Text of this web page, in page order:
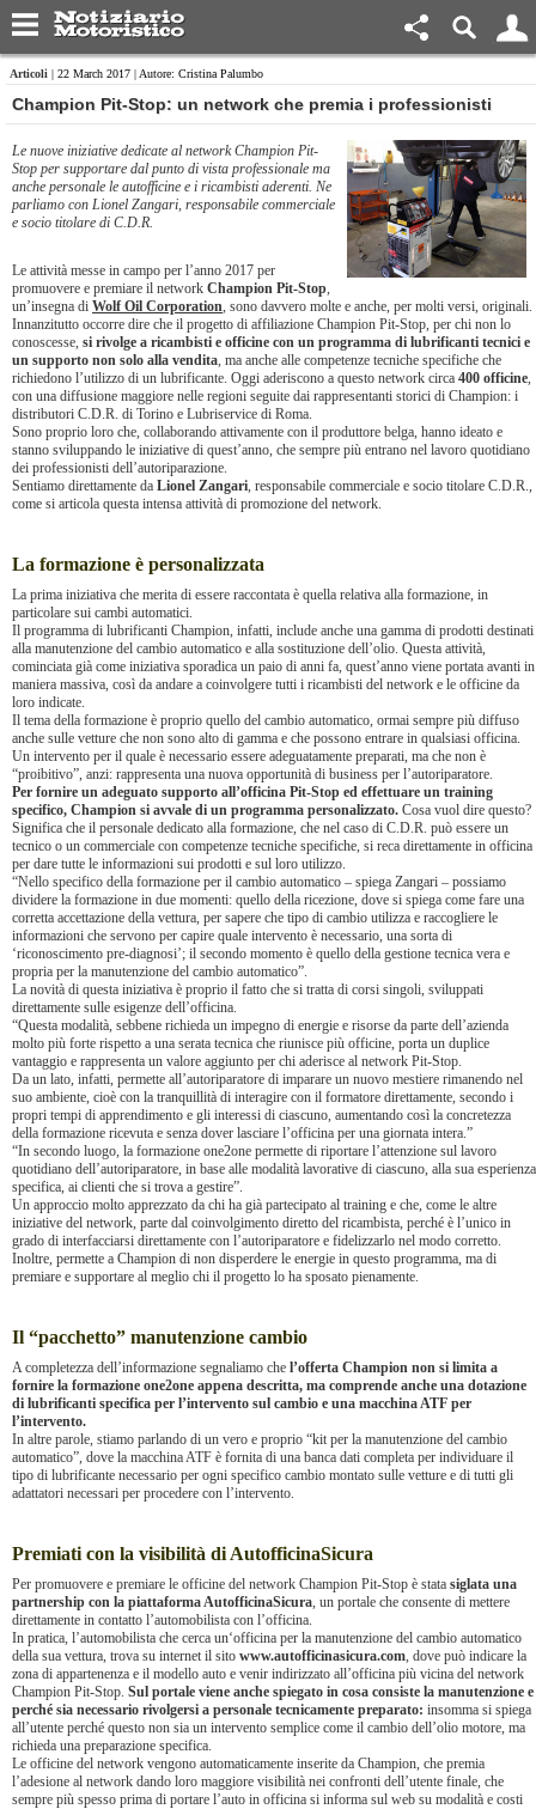
Articoli | 22 March 2017 | Autore: Cristina Palumbo
Champion Pit-Stop: un network che premia i professionisti
Le nuove iniziative dedicate al network Champion Pit-
Stop per supportare dal punto di vista professionale ma
anche personale le autofficine e i ricambisti aderenti. Ne
parliamo con Lionel Zangari, responsabile commerciale
e socio titolare di C.D.R.
Le attività messe in campo per l’anno 2017 per
promuovere e premiare il network Champion Pit-Stop,
un’insegna di Wolf Oil Corporation, sono davvero molte e anche, per molti versi, originali.
Innanzitutto occorre dire che il progetto di affiliazione Champion Pit-Stop, per chi non lo
conoscesse, si rivolge a ricambisti e officine con un programma di lubrificanti tecnici e
un supporto non solo alla vendita, ma anche alle competenze tecniche specifiche che
richiedono l’utilizzo di un lubrificante. Oggi aderiscono a questo network circa 400 officine,
con una diffusione maggiore nelle regioni seguite dai rappresentanti storici di Champion: i
distributori C.D.R. di Torino e Lubriservice di Roma.
Sono proprio loro che, collaborando attivamente con il produttore belga, hanno ideato e
stanno sviluppando le iniziative di quest’anno, che sempre più entrano nel lavoro quotidiano
dei professionisti dell’autoriparazione.
Sentiamo direttamente da Lionel Zangari, responsabile commerciale e socio titolare C.D.R.,
come si articola questa intensa attività di promozione del network.
La formazione è personalizzata
La prima iniziativa che merita di essere raccontata è quella relativa alla formazione, in
particolare sui cambi automatici.
Il programma di lubrificanti Champion, infatti, include anche una gamma di prodotti destinati
alla manutenzione del cambio automatico e alla sostituzione dell’olio. Questa attività,
cominciata già come iniziativa sporadica un paio di anni fa, quest’anno viene portata avanti in
maniera massiva, così da andare a coinvolgere tutti i ricambisti del network e le officine da
loro indicate.
Il tema della formazione è proprio quello del cambio automatico, ormai sempre più diffuso
anche sulle vetture che non sono alto di gamma e che possono entrare in qualsiasi officina.
Un intervento per il quale è necessario essere adeguatamente preparati, ma che non è
“proibitivo”, anzi: rappresenta una nuova opportunità di business per l’autoriparatore.
Per fornire un adeguato supporto all’officina Pit-Stop ed effettuare un training
specifico, Champion si avvale di un programma personalizzato. Cosa vuol dire questo?
Significa che il personale dedicato alla formazione, che nel caso di C.D.R. può essere un
tecnico o un commerciale con competenze tecniche specifiche, si reca direttamente in officina
per dare tutte le informazioni sui prodotti e sul loro utilizzo.
“Nello specifico della formazione per il cambio automatico – spiega Zangari – possiamo
dividere la formazione in due momenti: quello della ricezione, dove si spiega come fare una
corretta accettazione della vettura, per sapere che tipo di cambio utilizza e raccogliere le
informazioni che servono per capire quale intervento è necessario, una sorta di
‘riconoscimento pre-diagnosi’; il secondo momento è quello della gestione tecnica vera e
propria per la manutenzione del cambio automatico”.
La novità di questa iniziativa è proprio il fatto che si tratta di corsi singoli, sviluppati
direttamente sulle esigenze dell’officina.
“Questa modalità, sebbene richieda un impegno di energie e risorse da parte dell’azienda
molto più forte rispetto a una serata tecnica che riunisce più officine, porta un duplice
vantaggio e rappresenta un valore aggiunto per chi aderisce al network Pit-Stop.
Da un lato, infatti, permette all’autoriparatore di imparare un nuovo mestiere rimanendo nel
suo ambiente, cioè con la tranquillità di interagire con il formatore direttamente, secondo i
propri tempi di apprendimento e gli interessi di ciascuno, aumentando così la concretezza
della formazione ricevuta e senza dover lasciare l’officina per una giornata intera.”
“In secondo luogo, la formazione one2one permette di riportare l’attenzione sul lavoro
quotidiano dell’autoriparatore, in base alle modalità lavorative di ciascuno, alla sua esperienza
specifica, ai clienti che si trova a gestire”.
Un approccio molto apprezzato da chi ha già partecipato al training e che, come le altre
iniziative del network, parte dal coinvolgimento diretto del ricambista, perché è l’unico in
grado di interfacciarsi direttamente con l’autoriparatore e fidelizzarlo nel modo corretto.
Inoltre, permette a Champion di non disperdere le energie in questo programma, ma di
premiare e supportare al meglio chi il progetto lo ha sposato pienamente.
Il “pacchetto” manutenzione cambio
A completezza dell’informazione segnaliamo che l’offerta Champion non si limita a
fornire la formazione one2one appena descritta, ma comprende anche una dotazione
di lubrificanti specifica per l’intervento sul cambio e una macchina ATF per
l’intervento.
In altre parole, stiamo parlando di un vero e proprio “kit per la manutenzione del cambio
automatico”, dove la macchina ATF è fornita di una banca dati completa per individuare il
tipo di lubrificante necessario per ogni specifico cambio montato sulle vetture e di tutti gli
adattatori necessari per procedere con l’intervento.
Premiati con la visibilità di AutofficinaSicura
Per promuovere e premiare le officine del network Champion Pit-Stop è stata siglata una
partnership con la piattaforma AutofficinaSicura, un portale che consente di mettere
direttamente in contatto l’automobilista con l’officina.
In pratica, l’automobilista che cerca un‘officina per la manutenzione del cambio automatico
della sua vettura, trova su internet il sito www.autofficinasicura.com, dove può indicare la
zona di appartenenza e il modello auto e venir indirizzato all’officina più vicina del network
Champion Pit-Stop. Sul portale viene anche spiegato in cosa consiste la manutenzione e
perché sia necessario rivolgersi a personale tecnicamente preparato: insomma si spiega
all’utente perché questo non sia un intervento semplice come il cambio dell’olio motore, ma
richieda una preparazione specifica.
Le officine del network vengono automaticamente inserite da Champion, che premia
l’adesione al network dando loro maggiore visibilità nei confronti dell’utente finale, che
sempre più spesso prima di portare l’auto in officina si informa sul web su modalità e costi